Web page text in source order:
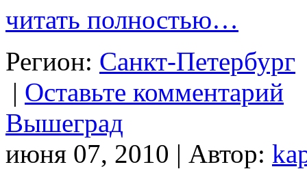
читать полностью…
Регион: Санкт-Петербург
| Оставьте комментарий
Вышеград
июня 07, 2010 | Автор: